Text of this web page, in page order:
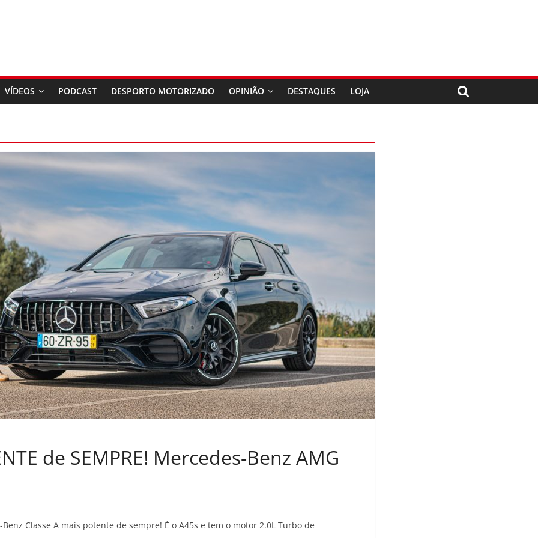
VÍDEOS PODCAST DESPORTO MOTORIZADO OPINIÃO DESTAQUES LOJA
de SEMPRE! Mercedes-Benz AMG
Classe A mais potente de sempre! É o A45s e tem o motor 2.0L Turbo de